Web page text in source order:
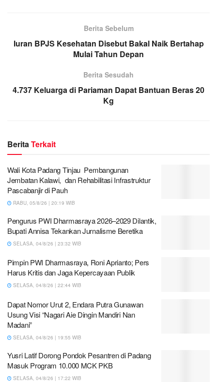
Berita Sebelum
Iuran BPJS Kesehatan Disebut Bakal Naik Bertahap
Mulai Tahun Depan
Berita Sesudah
4.737 Keluarga di Pariaman Dapat Bantuan Beras 20
Kg
Berita Terkait
Wali Kota Padang Tinjau Pembangunan
Jembatan Kalawi, dan Rehabilitasi Infrastruktur
Pascabanjir di Pauh
RABU, 05/8/26 | 20:19 WIB
Pengurus PWI Dharmasraya 2026–2029 Dilantik,
Bupati Annisa Tekankan Jurnalisme Beretika
SELASA, 04/8/26 | 23:32 WIB
Pimpin PWI Dharmasraya, Roni Aprianto; Pers
Harus Kritis dan Jaga Kepercayaan Publik
SELASA, 04/8/26 | 22:44 WIB
Dapat Nomor Urut 2, Endara Putra Gunawan
Usung Visi “Nagari Aie Dingin Mandiri Nan
Madani”
SELASA, 04/8/26 | 19:55 WIB
Yusri Latif Dorong Pondok Pesantren di Padang
Masuk Program 10.000 MCK PKB
SELASA, 04/8/26 | 17:22 WIB